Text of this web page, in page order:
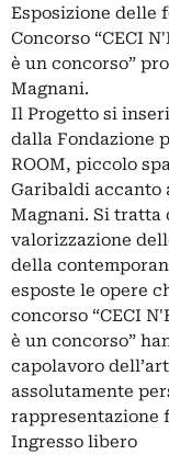
Esposizione delle
Concorso “CECI
è un concorso”
Magnani.
Il Progetto si
dalla Fondazione
ROOM, piccolo
Garibaldi accanto
Magnani. Si tratta
valorizzazione
della
esposte le opere
concorso “CECI
è un concorso”
capolavoro
assolutamente
rappresentazione
Ingresso libero